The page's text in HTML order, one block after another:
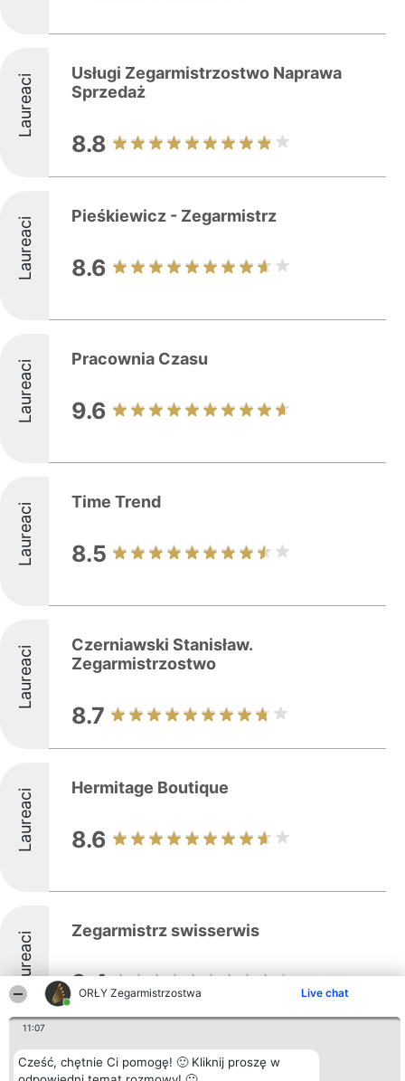
ORŁY Zegarmistrzostwa Live chat
11:07
Cześć, chętnie Ci pomogę! 🙂 Kliknij proszę w
Laureaci
Usługi Zegarmistrzostwo Naprawa
Sprzedaż
8.8
Laureaci Pieśkiewicz - Zegarmistrz
8.6
Laureaci Pracownia Czasu
9.6
Laureaci Time Trend
8.5
Laureaci
Czerniawski Stanisław.
Zegarmistrzostwo
8.7
Laureaci Hermitage Boutique
8.6
Laureaci Zegarmistrz swisserwis
9.4
Osińska Irena. Zegarmistrzostwo